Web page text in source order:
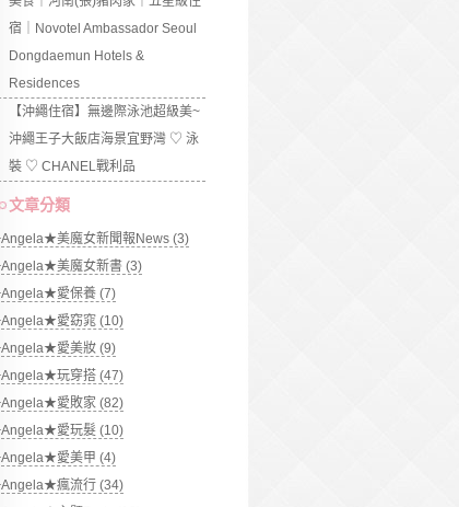
宿｜Novotel Ambassador Seoul
Dongdaemun Hotels &
Residences
【沖繩住宿】無邊際泳池超級美~
沖繩王子大飯店海景宜野灣 ♡ 泳
裝 ♡ CHANEL戰利品
文章分類
Angela★美魔女新聞報News (3)
Angela★美魔女新書 (3)
Angela★愛保養 (7)
Angela★愛窈窕 (10)
Angela★愛美妝 (9)
Angela★玩穿搭 (47)
Angela★愛敗家 (82)
Angela★愛玩髮 (10)
Angela★愛美甲 (4)
Angela★瘋流行 (34)